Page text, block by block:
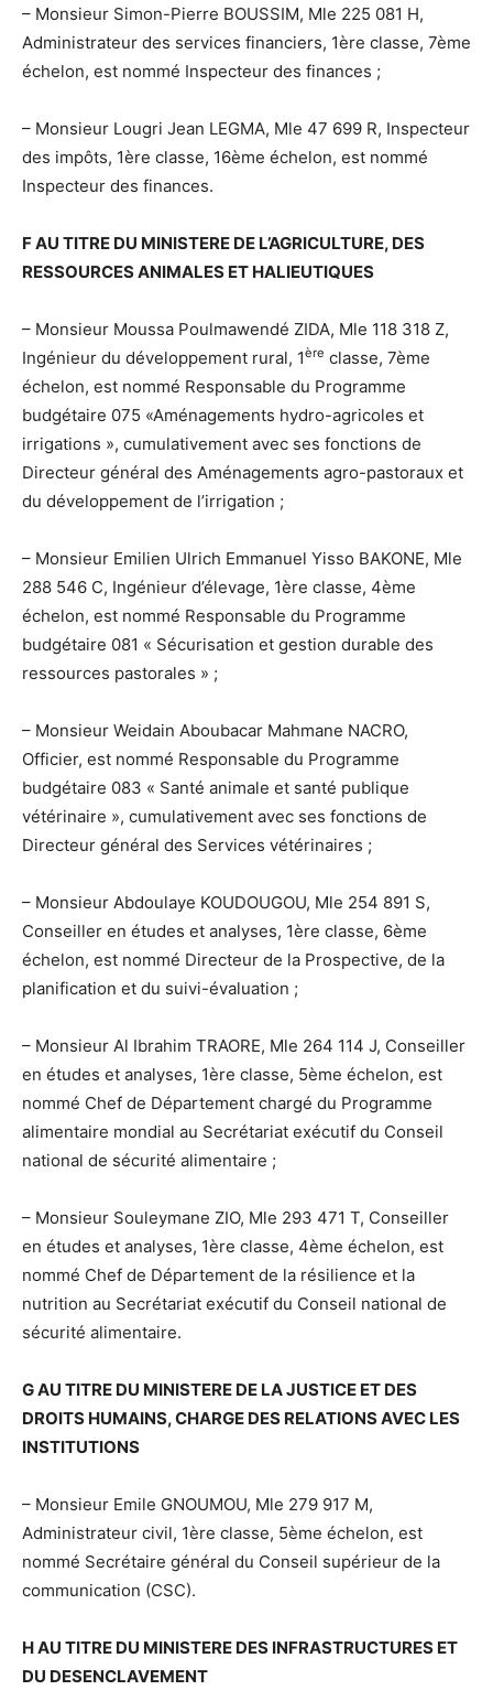
– Monsieur Simon-Pierre BOUSSIM, Mle 225 081 H,
Administrateur des services financiers, 1ère classe, 7ème
échelon, est nommé Inspecteur des finances ;
– Monsieur Lougri Jean LEGMA, Mle 47 699 R, Inspecteur
des impôts, 1ère classe, 16ème échelon, est nommé
Inspecteur des finances.
F AU TITRE DU MINISTERE DE L’AGRICULTURE, DES
RESSOURCES ANIMALES ET HALIEUTIQUES
– Monsieur Moussa Poulmawendé ZIDA, Mle 118 318 Z,
Ingénieur du développement rural, 1ère classe, 7ème
échelon, est nommé Responsable du Programme
budgétaire 075 «Aménagements hydro-agricoles et
irrigations », cumulativement avec ses fonctions de
Directeur général des Aménagements agro-pastoraux et
du développement de l’irrigation ;
– Monsieur Emilien Ulrich Emmanuel Yisso BAKONE, Mle
288 546 C, Ingénieur d’élevage, 1ère classe, 4ème
échelon, est nommé Responsable du Programme
budgétaire 081 « Sécurisation et gestion durable des
ressources pastorales » ;
– Monsieur Weidain Aboubacar Mahmane NACRO,
Officier, est nommé Responsable du Programme
budgétaire 083 « Santé animale et santé publique
vétérinaire », cumulativement avec ses fonctions de
Directeur général des Services vétérinaires ;
– Monsieur Abdoulaye KOUDOUGOU, Mle 254 891 S,
Conseiller en études et analyses, 1ère classe, 6ème
échelon, est nommé Directeur de la Prospective, de la
planification et du suivi-évaluation ;
– Monsieur Al Ibrahim TRAORE, Mle 264 114 J, Conseiller
en études et analyses, 1ère classe, 5ème échelon, est
nommé Chef de Département chargé du Programme
alimentaire mondial au Secrétariat exécutif du Conseil
national de sécurité alimentaire ;
– Monsieur Souleymane ZIO, Mle 293 471 T, Conseiller
en études et analyses, 1ère classe, 4ème échelon, est
nommé Chef de Département de la résilience et la
nutrition au Secrétariat exécutif du Conseil national de
sécurité alimentaire.
G AU TITRE DU MINISTERE DE LA JUSTICE ET DES
DROITS HUMAINS, CHARGE DES RELATIONS AVEC LES
INSTITUTIONS
– Monsieur Emile GNOUMOU, Mle 279 917 M,
Administrateur civil, 1ère classe, 5ème échelon, est
nommé Secrétaire général du Conseil supérieur de la
communication (CSC).
H AU TITRE DU MINISTERE DES INFRASTRUCTURES ET
DU DESENCLAVEMENT